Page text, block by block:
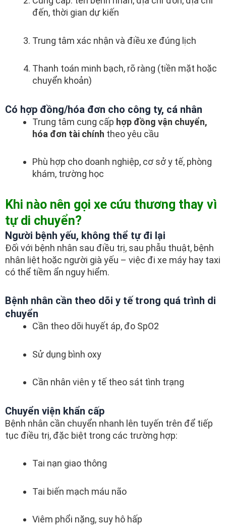
đến, thời gian dự kiến
Trung tâm xác nhận và điều xe đúng lịch
Thanh toán minh bạch, rõ ràng (tiền mặt hoặc
chuyển khoản)
Có hợp đồng/hóa đơn cho công ty, cá nhân
Trung tâm cung cấp hợp đồng vận chuyển,
hóa đơn tài chính theo yêu cầu
Phù hợp cho doanh nghiệp, cơ sở y tế, phòng
khám, trường học
Khi nào nên gọi xe cứu thương thay vì
tự di chuyển?
Người bệnh yếu, không thể tự đi lại
Đối với bệnh nhân sau điều trị, sau phẫu thuật, bệnh
nhân liệt hoặc người già yếu – việc đi xe máy hay taxi
có thể tiềm ẩn nguy hiểm.
Bệnh nhân cần theo dõi y tế trong quá trình di
chuyển
Cần theo dõi huyết áp, đo SpO2
Sử dụng bình oxy
Cần nhân viên y tế theo sát tình trạng
Chuyển viện khẩn cấp
Bệnh nhân cần chuyển nhanh lên tuyến trên để tiếp
tục điều trị, đặc biệt trong các trường hợp:
Tai nạn giao thông
Tai biến mạch máu não
Viêm phổi nặng, suy hô hấp